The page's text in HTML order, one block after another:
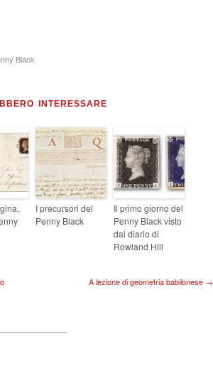
Black
INTERESSARE
I precursori del
Penny Black
Il primo giorno del
Penny Black visto
dal diario di
Rowland Hill
A lezione di geometria babilonese →